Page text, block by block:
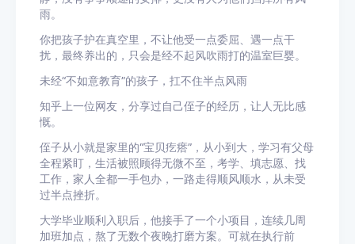
雨。
你把孩子护在真空里，不让他受一点委屈、遇一点干
扰，最终养出的，只会是经不起风吹雨打的温室巨婴。
未经“不如意教育”的孩子，扛不住半点风雨
知乎上一位网友，分享过自己侄子的经历，让人无比感
慨。
侄子从小就是家里的“宝贝疙瘩”，从小到大，学习有父母
全程紧盯，生活被照顾得无微不至，考学、填志愿、找
工作，家人全都一手包办，一路走得顺风顺水，从未受
过半点挫折。
大学毕业顺利入职后，他接手了一个小项目，连续几周
加班加点，熬了无数个夜晚打磨方案。可就在执行前